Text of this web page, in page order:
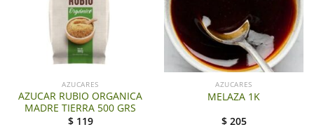
AZUCARES
AZUCAR RUBIO ORGANICA
MADRE TIERRA 500 GRS
$ 119
AZUCARES
MELAZA 1K
$ 205